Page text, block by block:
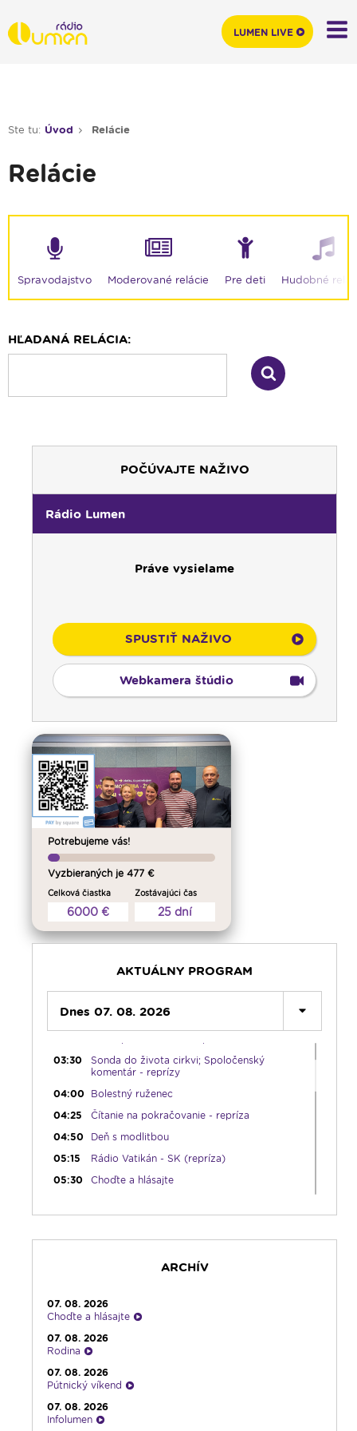
Ste tu: Úvod Relácie
Relácie
Spravodajstvo Moderované relácie Pre deti Hudobné
HĽADANÁ RELÁCIA:
POČÚVAJTE NAŽIVO
Rádio Lumen
Práve vysielame
SPUSTIŤ NAŽIVO
Webkamera štúdio
Potrebujeme vás!
Vyzbieraných je 477 €
Celková čiastka
6000 €
Zostávajúci čas
25 dní
AKTUÁLNY PROGRAM
Dnes 07. 08. 2026
Predel do nového dňa
00:01
Vitaj doma, rodina! - repríza
01:00
Karmel - repríza
03:30
Sonda do života cirkvi; Spoločenský
komentár - reprízy
04:00
Bolestný ruženec
04:25
Čítanie na pokračovanie - repríza
04:50
Deň s modlitbou
05:15
Rádio Vatikán - SK (repríza)
05:30
Choďte a hlásajte
12:00
Modlitba Anjel Pána + zamyslenie
12:30
Biblia za rok
13:00
Lumenfórum
17:30
Infolumen
ARCHÍV
07. 08. 2026
Choďte a hlásajte
07. 08. 2026
Rodina
07. 08. 2026
Pútnický víkend
07. 08. 2026
Infolumen
LUMEN LIVE